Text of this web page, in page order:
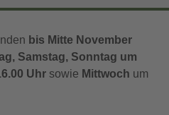
bis Mitte November
Samstag, Sonntag um
Uhr sowie Mittwoch um